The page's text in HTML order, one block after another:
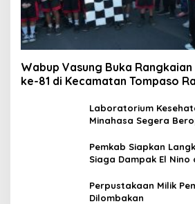
Wabup Vasung Buka Rangkaian
ke-81 di Kecamatan Tompaso
Laboratorium
Minahasa Segera
Pemkab Siapkan
Siaga Dampak El Nino
Perpustakaan Milik
Dilombakan